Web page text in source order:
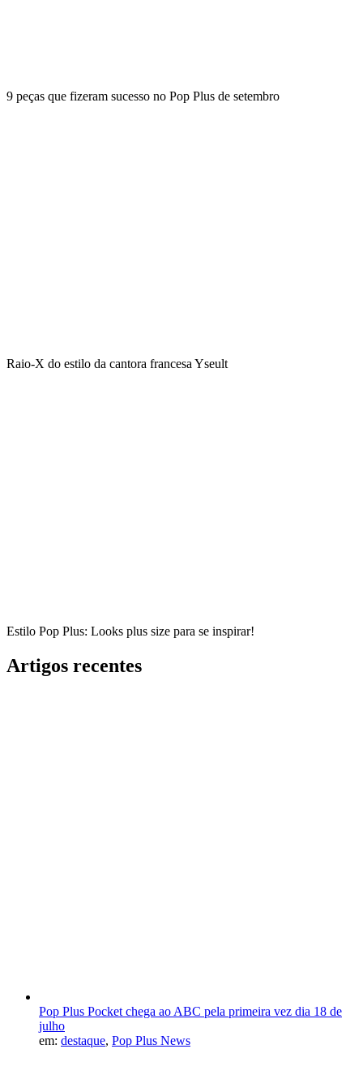
9 peças que fizeram sucesso no Pop Plus de setembro
Raio-X do estilo da cantora francesa Yseult
Estilo Pop Plus: Looks plus size para se inspirar!
Artigos recentes
Pop Plus Pocket chega ao ABC pela primeira vez dia 18 de
julho
em: destaque, Pop Plus News